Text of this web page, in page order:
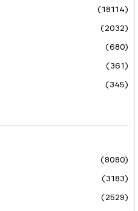
(18114)
(2032)
(680)
(361)
(345)
(8080)
(3183)
(2529)